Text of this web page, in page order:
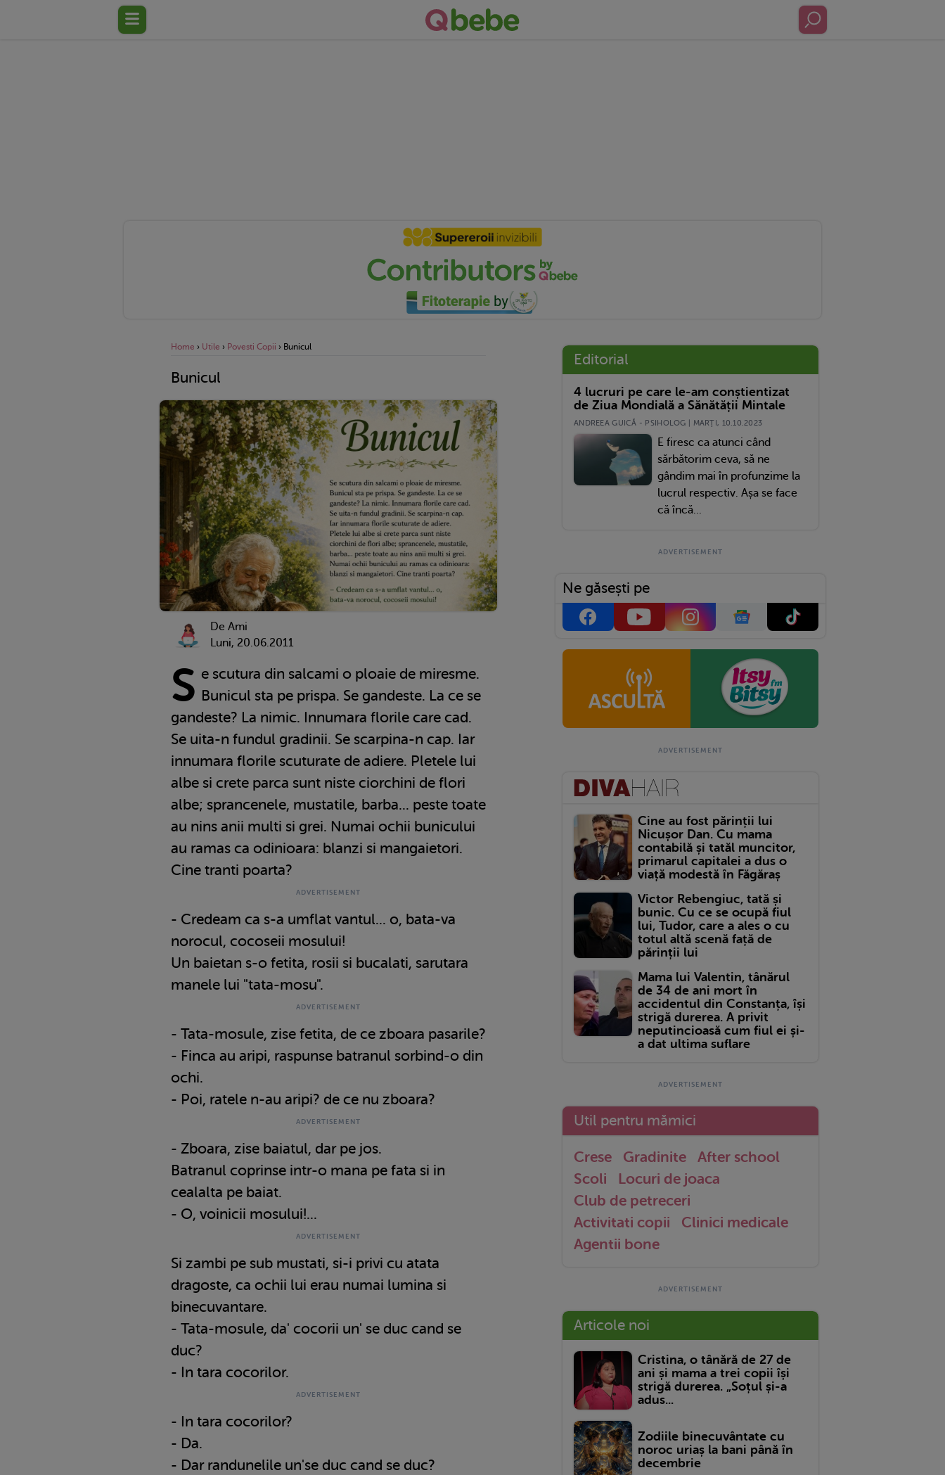
Home › Utile › Povesti Copii › Bunicul
Bunicul
De Ami
Luni, 20.06.2011
S e scutura din salcami o ploaie de miresme.
Bunicul sta pe prispa. Se gandeste. La ce se
gandeste? La nimic. Innumara florile care cad.
Se uita-n fundul gradinii. Se scarpina-n cap. Iar
innumara florile scuturate de adiere. Pletele lui
albe si crete parca sunt niste ciorchini de flori
albe; sprancenele, mustatile, barba... peste toate
au nins anii multi si grei. Numai ochii bunicului
au ramas ca odinioara: blanzi si mangaietori.
Cine tranti poarta?
- Credeam ca s-a umflat vantul... o, bata-va
norocul, cocoseii mosului!
Un baietan s-o fetita, rosii si bucalati, sarutara
manele lui "tata-mosu".
- Tata-mosule, zise fetita, de ce zboara pasarile?
- Finca au aripi, raspunse batranul sorbind-o din
ochi.
- Poi, ratele n-au aripi? de ce nu zboara?
- Zboara, zise baiatul, dar pe jos.
Batranul coprinse intr-o mana pe fata si in
cealalta pe baiat.
- O, voinicii mosului!...
Si zambi pe sub mustati, si-i privi cu atata
dragoste, ca ochii lui erau numai lumina si
binecuvantare.
- Tata-mosule, da' cocorii un' se duc cand se
duc?
- In tara cocorilor.
- In tara cocorilor?
- Da.
- Dar randunelile un'se duc cand se duc?
Editorial
4 lucruri pe care le-am conștientizat
de Ziua Mondială a Sănătății Mintale
ANDREEA GUICĂ - PSIHOLOG | MARŢI, 10.10.2023
E firesc ca atunci când
sărbătorim ceva, să ne
gândim mai în profunzime la
lucrul respectiv. Așa se face
că încă...
Ne găsești pe
Cine au fost părinții lui
Nicușor Dan. Cu mama
contabilă și tatăl muncitor,
primarul capitalei a dus o
viață modestă în Făgăraș
Victor Rebengiuc, tată și
bunic. Cu ce se ocupă fiul
lui, Tudor, care a ales o cu
totul altă scenă față de
părinții lui
Mama lui Valentin, tânărul
de 34 de ani mort în
accidentul din Constanța, își
strigă durerea. A privit
neputincioasă cum fiul ei și-
a dat ultima suflare
Util pentru mămici
Crese Gradinite
After school
Scoli
Locuri de joaca
Club de petreceri
Activitati copii
Clinici medicale
Agentii bone
Articole noi
Cristina, o tânără de 27 de
ani și mama a trei copii își
strigă durerea. „Soțul și-a
adus...
Zodiile binecuvântate cu
noroc uriaș la bani până în
decembrie